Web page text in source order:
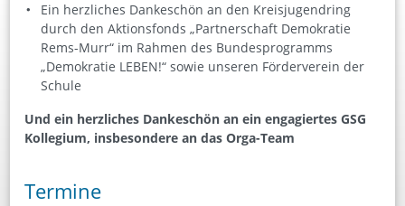
Ein herzliches Dankeschön an den Kreisjugendring
durch den Aktionsfonds „Partnerschaft Demokratie
Rems-Murr“ im Rahmen des Bundesprogramms
„Demokratie LEBEN!“ sowie unseren Förderverein der
Schule
Und ein herzliches Dankeschön an ein engagiertes GSG
Kollegium, insbesondere an das Orga-Team
Termine